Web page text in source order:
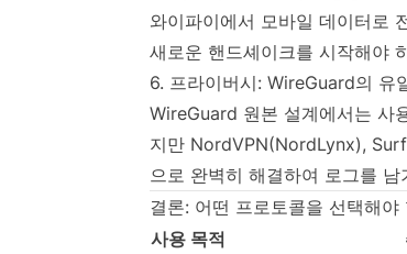
와이파이에서 모바일 데이터로
새로운 핸드셰이크를 시작해야
6. 프라이버시: WireGuard의 유
WireGuard 원본 설계에서는 사
지만 NordVPN(NordLynx),
으로 완벽히 해결하여 로그를 남
결론: 어떤 프로토콜을 선택해야
사용 목적